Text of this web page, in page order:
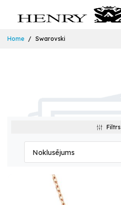
Home Swarovski
Filtrs